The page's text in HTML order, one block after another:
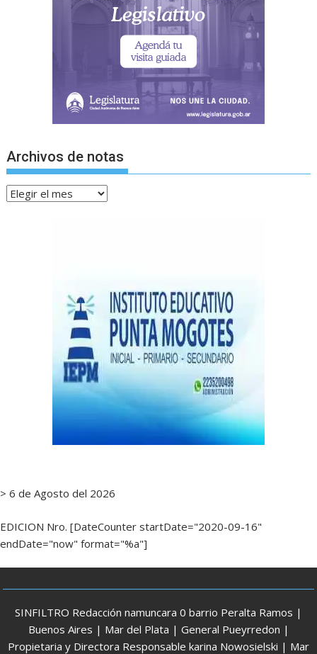
Archivos de notas
Archivos
> 6 de Agosto del 2026
EDICION Nro. [DateCounter startDate="2020-09-16"
endDate="now" format="%a"]
SINFILTRO Redacción namuncara 0 barrio Peralta Ramos |
Buenos Aires | Mar del Plata | General Pueyrredon |
Propietaria y Directora Responsable karina Nowosielski | Mar